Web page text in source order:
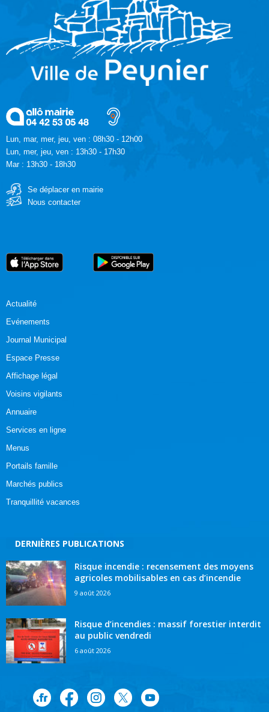
Lun, mar, mer, jeu, ven : 08h30 - 12h00
Lun, mer, jeu, ven : 13h30 - 17h30
Mar : 13h30 - 18h30
Se déplacer en mairie
Nous contacter
Actualité
Evénements
Journal Municipal
Espace Presse
Affichage légal
Voisins vigilants
Annuaire
Services en ligne
Menus
Portails famille
Marchés publics
Tranquillité vacances
DERNIÈRES PUBLICATIONS
Risque incendie : recensement des moyens
agricoles mobilisables en cas d’incendie
9 août 2026
Risque d’incendies : massif forestier interdit
au public vendredi
6 août 2026